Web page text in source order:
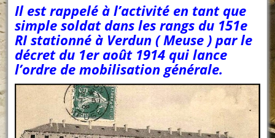
Il est rappelé à l’activité en tant que
simple soldat dans les rangs du 151e
RI stationné à Verdun ( Meuse ) par le
décret du 1er août 1914 qui lance
l’ordre de mobilisation générale.